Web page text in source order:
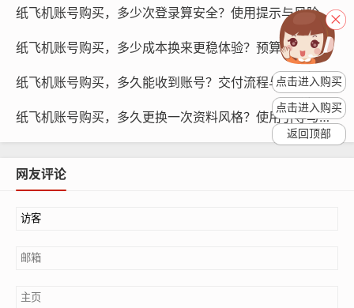
针对以上原因,我们需要制定有效的风控策略，以下是一些
纸飞机账号购买，多少次登录算安全？使用提示与风险研究
纸飞机账号购买，多少成本换来更稳体验？预算预测与推荐
纸飞机账号购买，多久能收到账号？交付流程与排查指南
纸飞机账号购买，多久更换一次资料风格？使用引导与指南
网友评论
点击进入购买
点击进入购买
返回顶部